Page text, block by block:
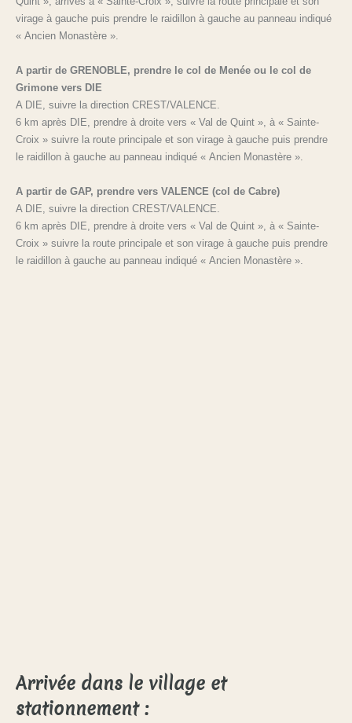
virage à gauche puis prendre le raidillon à gauche au panneau indiqué
« Ancien Monastère ».
A partir de GRENOBLE, prendre le col de Menée ou le col de
Grimone vers DIE
A DIE, suivre la direction CREST/VALENCE.
6 km après DIE, prendre à droite vers « Val de Quint », à « Sainte-
Croix » suivre la route principale et son virage à gauche puis prendre
le raidillon à gauche au panneau indiqué « Ancien Monastère ».
A partir de GAP, prendre vers VALENCE (col de Cabre)
A DIE, suivre la direction CREST/VALENCE.
6 km après DIE, prendre à droite vers « Val de Quint », à « Sainte-
Croix » suivre la route principale et son virage à gauche puis prendre
le raidillon à gauche au panneau indiqué « Ancien Monastère ».
Arrivée dans le village et
stationnement :